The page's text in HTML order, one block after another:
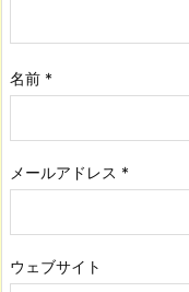
名前 *
メールアドレス *
ウェブサイト